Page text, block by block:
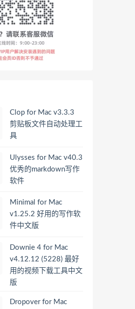
Clop for Mac v3.3.3
剪贴板文件自动处理工
具
Ulysses for Mac v40.3
优秀的markdown写作
软件
Minimal for Mac
v1.25.2 好用的写作软
件中文版
Downie 4 for Mac
v4.12.12 (5228) 最好
用的视频下载工具中文
版
Dropover for Mac